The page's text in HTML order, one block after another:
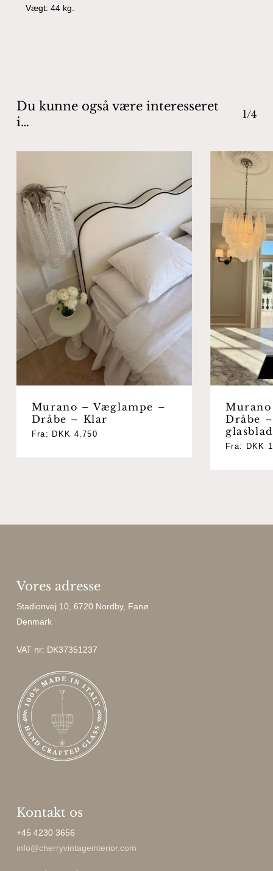
Vægt: 44 kg.
Du kunne også være interesseret
i…
1/4
Murano – Væglampe –
Dråbe – Klar
Fra: DKK 4.750
Dråbe
Fra: DKK
Vores adresse
Stadionvej 10, 6720 Nordby, Fanø
Denmark
VAT nr: DK37351237
Kontakt os
+45 4230 3656
info@cherryvintageinterior.com